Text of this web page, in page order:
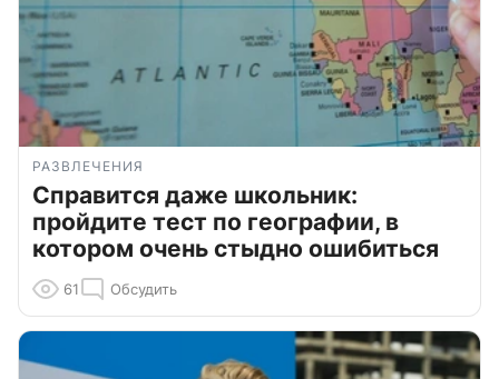
РАЗВЛЕЧЕНИЯ
Справится даже школьник:
пройдите тест по географии, в
котором очень стыдно ошибиться
61 Обсудить